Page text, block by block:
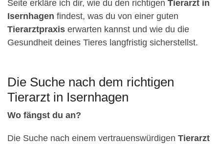
Seite erkläre ich dir, wie du den richtigen Tierarzt in
Isernhagen findest, was du von einer guten
Tierarztpraxis erwarten kannst und wie du die
Gesundheit deines Tieres langfristig sicherstellst.
Die Suche nach dem richtigen
Tierarzt in Isernhagen
Wo fängst du an?
Die Suche nach einem vertrauenswürdigen Tierarzt